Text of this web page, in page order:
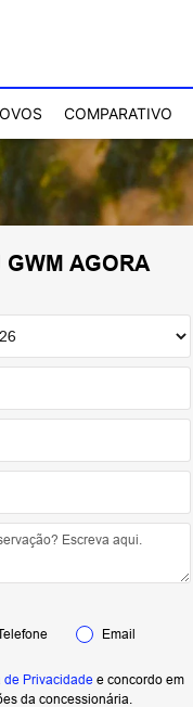
COMPARATIVO
GWM AGORA
Email
de Privacidade e concordo em
da concessionária.